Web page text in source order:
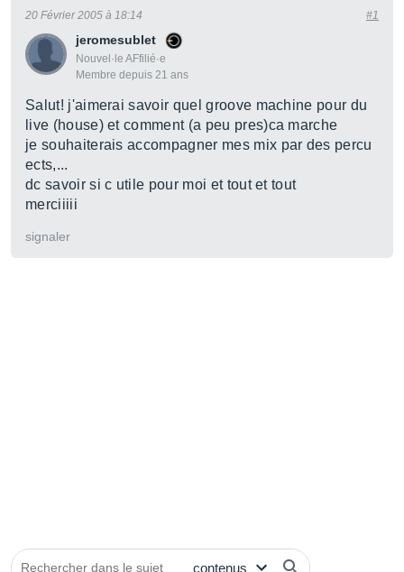
jeromesublet
Nouvel·le AFfilié·e
Membre depuis 21 ans
20 Février 2005 à 18:14 #1
Salut! j'aimerai savoir quel groove machine pour du
live (house) et comment (a peu pres)ca marche
je souhaiterais accompagner mes mix par des percu
ects,...
dc savoir si c utile pour moi et tout et tout
merciiiii
signaler